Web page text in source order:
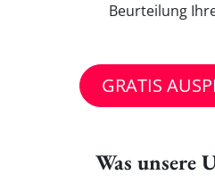
Beurteilung
GRATIS
Was unsere